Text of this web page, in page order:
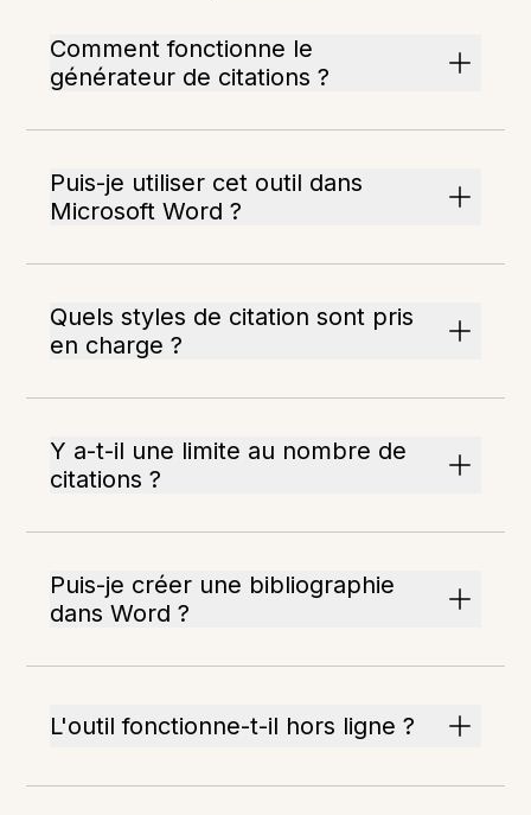
Comment fonctionne le
générateur de citations ?
Puis-je utiliser cet outil dans
Microsoft Word ?
Quels styles de citation sont pris
en charge ?
Y a-t-il une limite au nombre de
citations ?
Puis-je créer une bibliographie
dans Word ?
L'outil fonctionne-t-il hors ligne ?